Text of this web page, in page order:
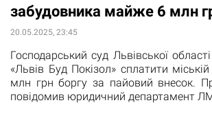
забудовника майже 6 млн
20.05.2025, 23:45
Господарський суд Львівської
«Львів Буд Покізол» сплатити
млн грн боргу за пайовий внесок.
повідомив юридичний департамент